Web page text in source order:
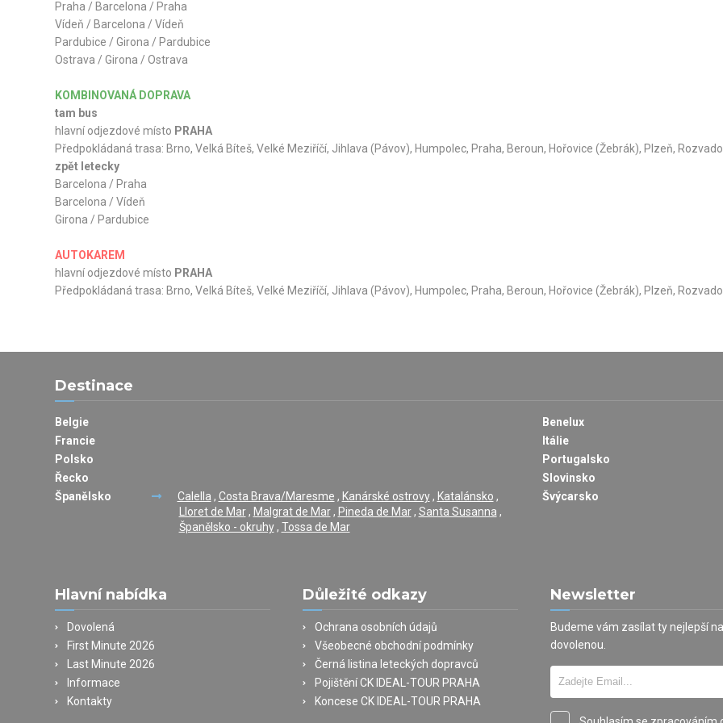
Praha / Barcelona / Praha
Vídeň / Barcelona / Vídeň
Pardubice / Girona / Pardubice
Ostrava / Girona / Ostrava
KOMBINOVANÁ DOPRAVA
tam bus
hlavní odjezdové místo PRAHA
Předpokládaná trasa: Brno, Velká Bíteš, Velké Meziříčí, Jihlava (Pávov), Humpolec, Praha, Beroun, Hořovice (Žebrák), Plzeň,
zpět letecky
Barcelona / Praha
Barcelona / Vídeň
Girona / Pardubice
AUTOKAREM
hlavní odjezdové místo PRAHA
Předpokládaná trasa: Brno, Velká Bíteš, Velké Meziříčí, Jihlava (Pávov), Humpolec, Praha, Beroun, Hořovice (Žebrák), Plzeň,
Destinace
Belgie
Benelux
Francie
Itálie
Polsko
Portugalsko
Řecko
Slovinsko
Španělsko
Calella , Costa Brava/Maresme , Kanárské ostrovy, Katalánsko ,
Lloret de Mar, Malgrat de Mar, Pineda de Mar, Santa Susanna ,
Španělsko - okruhy, Tossa de Mar
Švýcarsko
Hlavní nabídka
Dovolená
First Minute 2026
Last Minute 2026
Informace
Kontakty
Důležité odkazy
Ochrana osobních údajů
Všeobecné obchodní podmínky
Černá listina leteckých dopravců
Pojištění CK IDEAL-TOUR PRAHA
Koncese CK IDEAL-TOUR PRAHA
Newsletter
Budeme vám zasílat ty nejlepší
dovolenou.